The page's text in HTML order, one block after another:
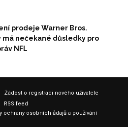
prodeje Warner Bros.
má nečekané důsledky pro
NFL
Žádost o registraci nového uživatele
RSS feed
ochrany osobních ůdajů a používání